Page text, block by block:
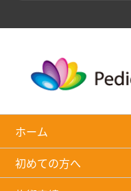
ホーム
初めての方へ